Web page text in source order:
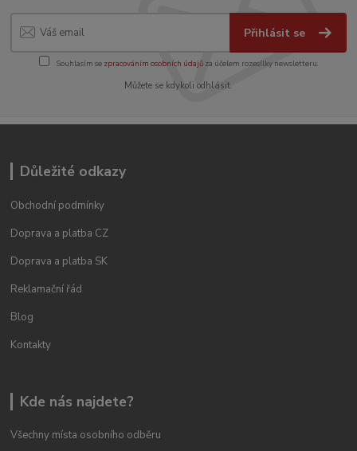
Přihlásit se
Souhlasím se zpracováním osobních údajůza účelem rozesílky newsletteru.
Můžete se kdykoli odhlásit.
Důležité odkazy
Obchodní podmínky
Doprava a platba CZ
Doprava a platba SK
Reklamační řád
Blog
Kontakty
Kde nás najdete?
Všechny místa osobního odběru